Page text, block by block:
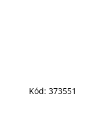
Kód: 373551